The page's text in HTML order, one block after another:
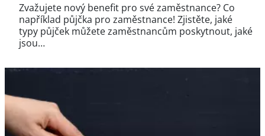
Zvažujete nový benefit pro své zaměstnance? Co
například půjčka pro zaměstnance! Zjistěte, jaké
typy půjček můžete zaměstnancům poskytnout, jaké
jsou…